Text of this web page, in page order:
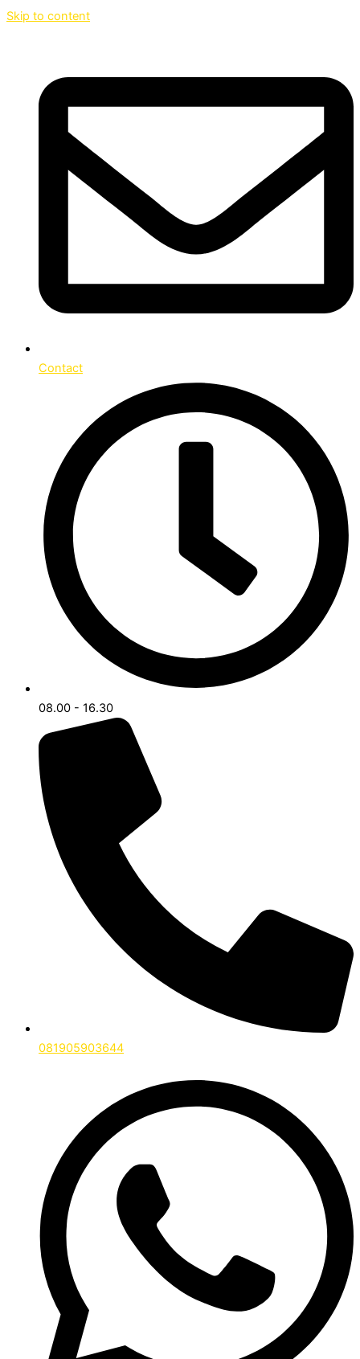
Skip to content
Contact
08.00 - 16.30
081905903644